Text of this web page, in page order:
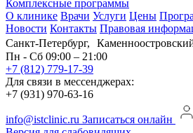
Комплексные программы
О клинике Врачи Услуги Цены
Новости Контакты Правовая
Санкт-Петербург,
Пн - Сб 09:00 – 21:00
+7 (812) 779-17-39
Для связи в мессенджерах:
+7 (931) 970-63-16
info@istclinic.ru Записаться онлайн